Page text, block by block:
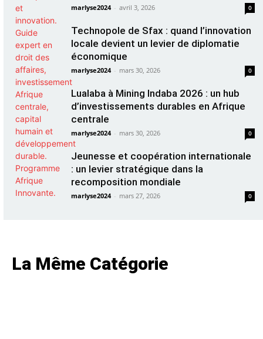
marlyse2024 - avril 3, 2026 0
Technopole de Sfax : quand l’innovation
locale devient un levier de diplomatie
économique
marlyse2024 - mars 30, 2026 0
Lualaba à Mining Indaba 2026 : un hub
d’investissements durables en Afrique
centrale
marlyse2024 - mars 30, 2026 0
Jeunesse et coopération internationale
: un levier stratégique dans la
recomposition mondiale
marlyse2024 - mars 27, 2026 0
La Même Catégorie